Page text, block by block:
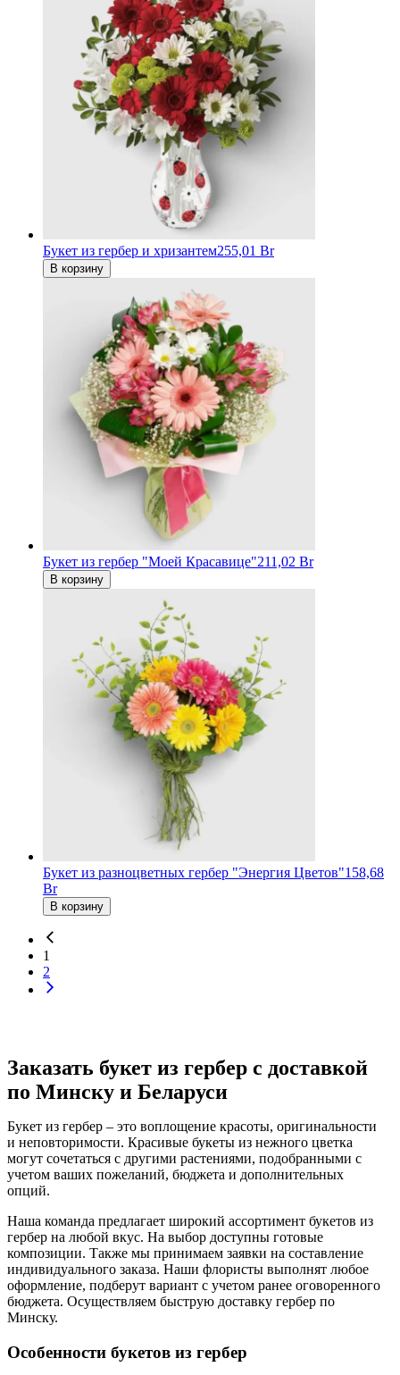
Букет из гербер и хризантем255,01 Br
В корзину
Букет из гербер "Моей Красавице"211,02 Br
В корзину
Букет из разноцветных гербер "Энергия Цветов"158,68
Br
В корзину
1
2
Заказать букет из гербер с доставкой
по Минску и Беларуси
Букет из гербер – это воплощение красоты, оригинальности
и неповторимости. Красивые букеты из нежного цветка
могут сочетаться с другими растениями, подобранными с
учетом ваших пожеланий, бюджета и дополнительных
опций.
Наша команда предлагает широкий ассортимент букетов из
гербер на любой вкус. На выбор доступны готовые
композиции. Также мы принимаем заявки на составление
индивидуального заказа. Наши флористы выполнят любое
оформление, подберут вариант с учетом ранее оговоренного
бюджета. Осуществляем быструю доставку гербер по
Минску.
Особенности букетов из гербер